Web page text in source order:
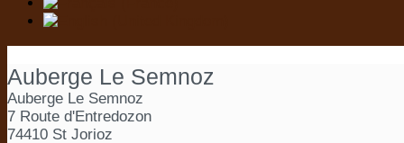
Auberge Le Semnoz
Auberge Le Semnoz
7 Route d'Entredozon
74410 St Jorioz